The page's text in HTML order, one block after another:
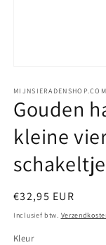
openen
in
modaal
MIJNSIERADENSHOP.COM
Gouden
kleine
Normale
prijs
€32,95 EUR
Inclusief btw.
Kleur